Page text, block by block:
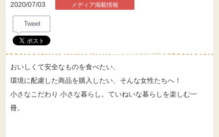
2020/07/03 メディア掲載情報
Tweet
おいしくて安全なものを食べたい、
環境に配慮した商品を購入したい、そんな女性たちへ！
小さなこだわり 小さな暮らし。ていねいな暮らしを楽しむ一
冊。